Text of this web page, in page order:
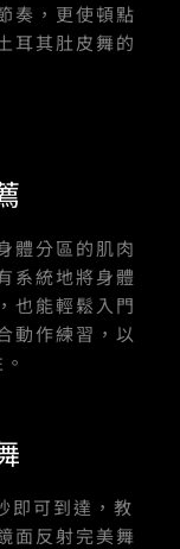
奏，更使頓點
耳其肚皮舞的
體分區的肌肉
系統地將身體
也能輕鬆入門
動作練習，以
即可到達，教
面反射完美舞